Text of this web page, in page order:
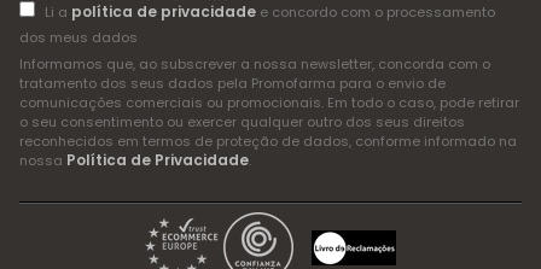
Li a política de privacidadee concordo com o processamento
dos meus dados
Informamos que, ao subscrever a nossa newsletter, concorda com o
tratamento dos seus dados pela Promofarma para o envio de
comunicações comerciais ou promocionais. Em todo o caso, pode retirar
o seu consentimento ou exercer qualquer outro dos seus direitos
reconhecidos em termos de proteção de dados, conforme informado na
nossa Política de Privacidade.